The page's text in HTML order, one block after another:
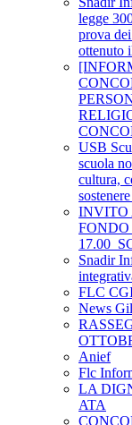
legge
prova
ottenuto
USB
scuola
cultura,
INVITO
FONDO
Snadir
FLC
News
Anief
Flc
LA
ATA